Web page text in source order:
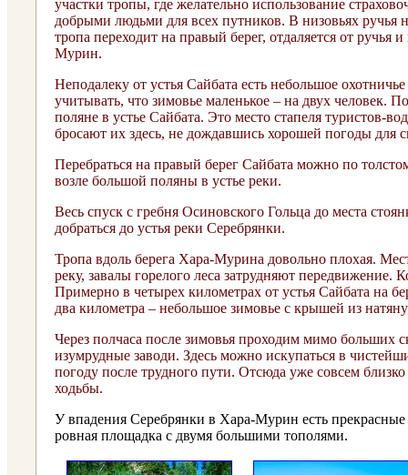
участки тропы, где желательно использование
добрыми людьми для всех путников. В низовьях ручья
тропа переходит на правый берег, отдаляется от
Мурин.
Неподалеку от устья Сайбата есть небольшое
учитывать, что зимовье маленькое – на двух человек.
поляне в устье Сайбата. Это место стапеля туристов-
бросают их здесь, не дождавшись хорошей погоды для
Перебраться на правый берег Сайбата можно по
возле большой поляны в устье реки.
Весь спуск с гребня Осиновского Гольца до места
добраться до устья реки Серебрянки.
Тропа вдоль берега Хара-Мурина довольно плохая.
реку, завалы горелого леса затрудняют передвижение.
Примерно в четырех километрах от устья Сайбата на
два километра – небольшое зимовье с крышей из
Через полчаса после зимовья проходим мимо больших
изумрудные заводи. Здесь можно искупаться в
погоду после трудного пути. Отсюда уже совсем
ходьбы.
У впадения Серебрянки в Хара-Мурин есть прекрасные
ровная площадка с двумя большими тополями.